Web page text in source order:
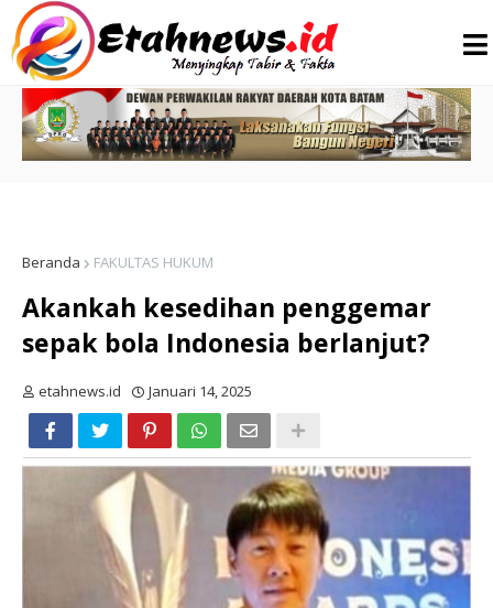
Beranda FAKULTAS HUKUM
Akankah kesedihan penggemar
sepak bola Indonesia berlanjut?
etahnews.id Januari 14, 2025